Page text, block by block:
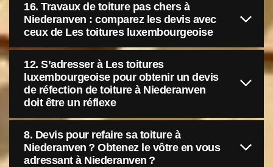
16. Travaux de toiture pas chers à
Niederanven : comparez les devis avec
ceux de Les toitures luxembourgeoise
12. S’adresser à Les toitures
luxembourgeoise pour obtenir un devis
de réfection de toiture à Niederanven
doit être un réflexe
8. Devis pour refaire sa toiture à
Niederanven ? Obtenez le vôtre en vous
adressant à Niederanven ?